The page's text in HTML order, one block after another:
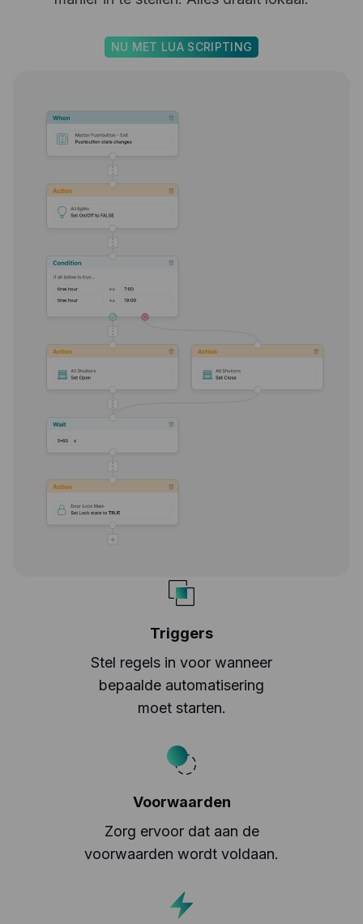
NU MET LUA SCRIPTING
Triggers
Stel regels in voor wanneer
bepaalde automatisering
moet starten.
Voorwaarden
Zorg ervoor dat aan de
voorwaarden wordt voldaan.